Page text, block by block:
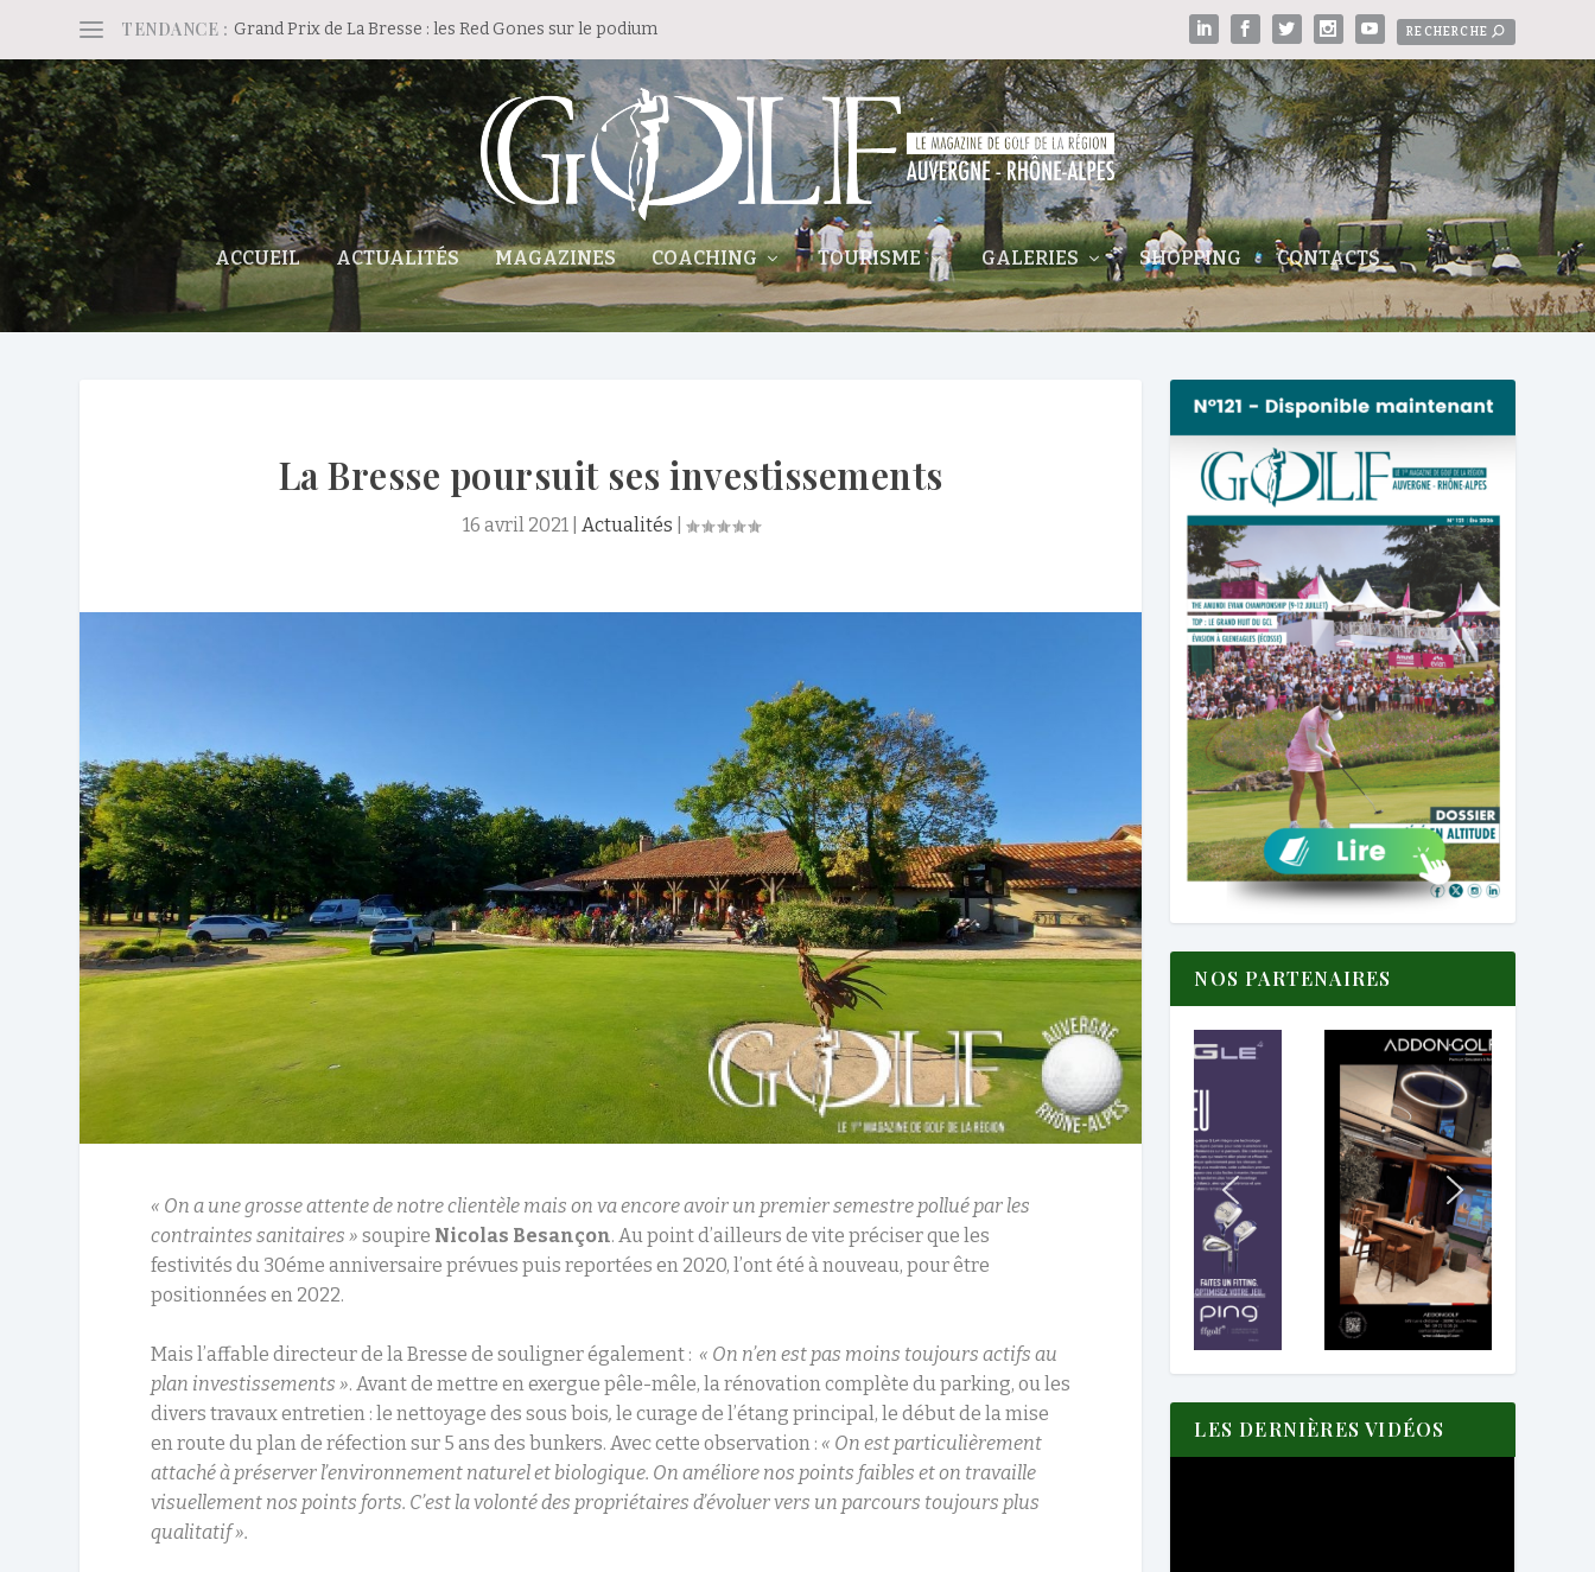
TENDANCE : Grand Prix de La Bresse : les Red Gones sur le podium
ACCUEIL ACTUALITÉS MAGAZINES COACHING TOURISME GALERIES SHOPPING CONTACTS
La Bresse poursuit ses investissements
16 avril 2021| Actualités
« On a une grosse attente de notre clientèle mais on va encore avoir un premier semestre pollué par les
contraintes sanitaires » soupire Nicolas Besançon. Au point d’ailleurs de vite préciser que les
festivités du 30éme anniversaire prévues puis reportées en 2020, l’ont été à nouveau, pour être
positionnées en 2022.
Mais l’affable directeur de la Bresse de souligner également : « On n’en est pas moins toujours actifs au
plan investissements ». Avant de mettre en exergue pêle-mêle, la rénovation complète du parking, ou les
divers travaux entretien : le nettoyage des sous bois, le curage de l’étang principal, le début de la mise
en route du plan de réfection sur 5 ans des bunkers. Avec cette observation : « On est particulièrement
attaché à préserver l’environnement naturel et biologique. On améliore nos points faibles et on travaille
visuellement nos points forts. C’est la volonté des propriétaires d’évoluer vers un parcours toujours plus
qualitatif ».
NOS PARTENAIRES
LES DERNIÈRES VIDÉOS